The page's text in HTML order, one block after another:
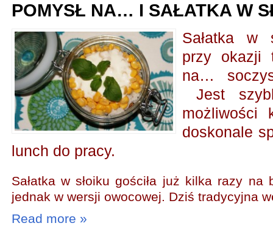
POMYSŁ NA… I SAŁATKA W
Sałatka w
przy okazji
na…
Jest
doskonale
lunch do pracy.
Sałatka w słoiku gościła już kilka razy na
jednak w wersji owocowej. Dziś tradycyjna
Read more »